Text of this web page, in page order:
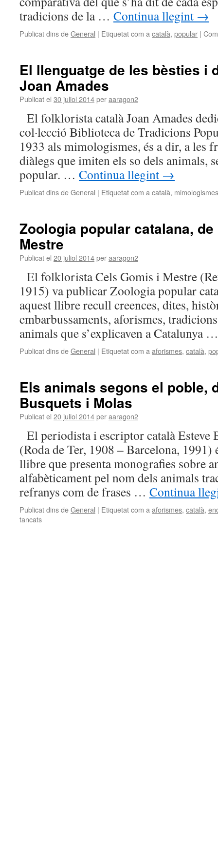
tradicions de la … Continua llegint →
Publicat dins deGeneral | Etiquetat com a català, popular |
El llenguatge de les bèsties i
Joan Amades
Publicat el 30 juliol 2014peraaragon2
El folklorista català Joan Amades
col·lecció Biblioteca de Tradicions
1933 als mimologismes, és a dir, a les
diàlegs que imiten els so dels animals,
popular. … Continua llegint →
Publicat dins deGeneral | Etiquetat com a català, mimologismes
Zoologia popular catalana,
Mestre
Publicat el 20 juliol 2014peraaragon2
El folklorista Cels Gomis i Mestre
1915) va publicar Zoologia popular
aquest llibre recull creences, dites,
embarbussaments, aforismes,
animals que s’explicaven a Catalunya
Publicat dins deGeneral | Etiquetat com a aforismes, català,
Els animals segons el poble,
Busquets i Molas
Publicat el 20 juliol 2014peraaragon2
El periodista i escriptor català Esteve
(Roda de Ter, 1908 – Barcelona, 1991)
llibre que presenta monografies sobre
alfabèticament pel nom dels animals
refranys com de frases … Continua
Publicat dins deGeneral | Etiquetat com a aforismes, català,
tancats